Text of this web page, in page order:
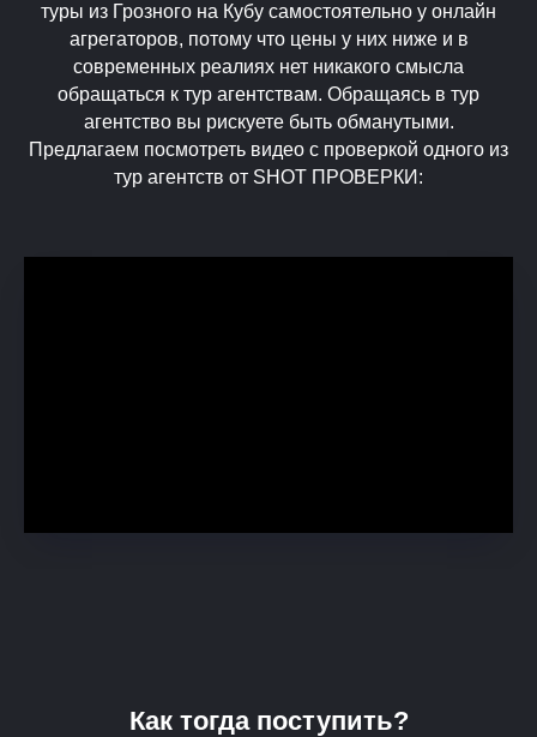
туры из Грозного на Кубу самостоятельно у онлайн
агрегаторов, потому что цены у них ниже и в
современных реалиях нет никакого смысла
обращаться к тур агентствам. Обращаясь в тур
агентство вы рискуете быть обманутыми.
Предлагаем посмотреть видео с проверкой одного из
тур агентств от SHOT ПРОВЕРКИ:
Как тогда поступить?